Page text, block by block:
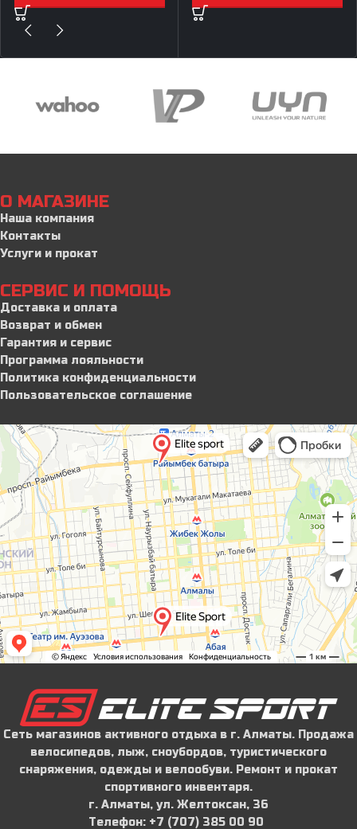
О МАГАЗИНЕ
Наша компания
Контакты
Услуги и прокат
СЕРВИС И ПОМОЩЬ
Доставка и оплата
Возврат и обмен
Гарантия и сервис
Программа лояльности
Политика конфиденциальности
Пользовательское соглашение
Сеть магазинов активного отдыха в г. Алматы. Продажа
велосипедов, лыж, сноубордов, туристического
снаряжения, одежды и велообуви. Ремонт и прокат
спортивного инвентаря.
г. Алматы, ул. Желтоксан, 36
Телефон: ‪+7 (707) 385 00 90‬